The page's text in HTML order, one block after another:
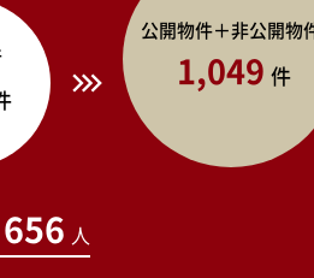
公開物件＋非公開物
1,049 件
656 人